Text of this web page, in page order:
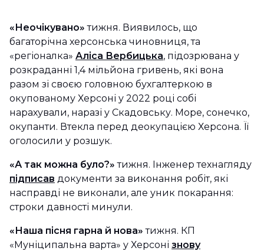
«Неочікувано» тижня. Виявилось, що
багаторічна херсонська чиновниця, та
«регіоналка» Аліса Вербицька, підозрювана у
розкраданні 1,4 мільйона гривень, які вона
разом зі своєю головною бухгалтеркою в
окупованому Херсоні у 2022 році собі
нарахували, наразі у Скадовську. Море, сонечко,
окупанти. Втекла перед деокупацією Херсона. Її
оголосили у розшук.
«А так можна було?»тижня. Інженер технагляду
підписав документи за виконання робіт, які
насправді не виконали, але уник покарання:
строки давності минули.
«Наша пісня гарна й нова» тижня. КП
«Муніципальна варта» у Херсоні знову